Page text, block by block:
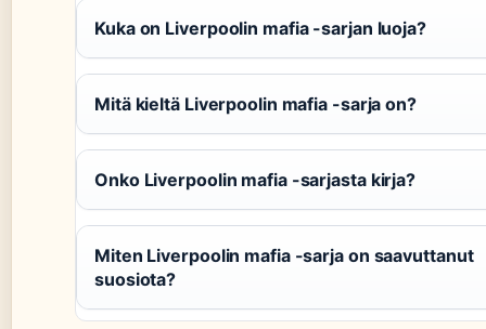
Kuka on Liverpoolin mafia -sarjan luoja?
Mitä kieltä Liverpoolin mafia -sarja on?
Onko Liverpoolin mafia -sarjasta kirja?
Miten Liverpoolin mafia -sarja on saavuttanut
suosiota?